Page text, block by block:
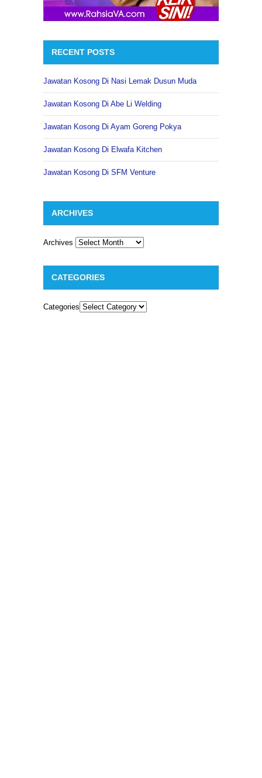
RECENT POSTS
Jawatan Kosong Di Nasi Lemak Dusun Muda
Jawatan Kosong Di Abe Li Welding
Jawatan Kosong Di Ayam Goreng Pokya
Jawatan Kosong Di Elwafa Kitchen
Jawatan Kosong Di SFM Venture
ARCHIVES
Archives
CATEGORIES
Categories